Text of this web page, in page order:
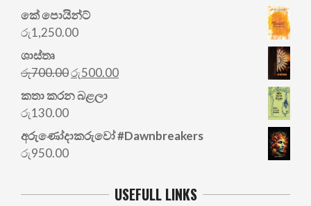
කේ පොයින්ට්
රු1,250.00
ශාස්තෘ
රු700.00Original
price
was:
රු500.00Current
කතා කරන බළලා
රු130.00
අරු‍ණෝදාකරුවෝ #Dawnbreakers
රු950.00
USEFULL LINKS